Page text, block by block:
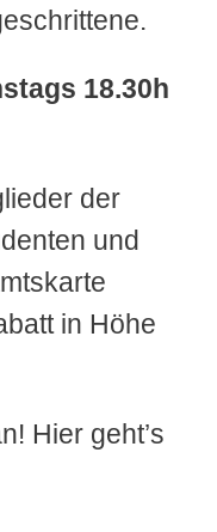
18.30h
der
und
in Höhe
Hier geht’s